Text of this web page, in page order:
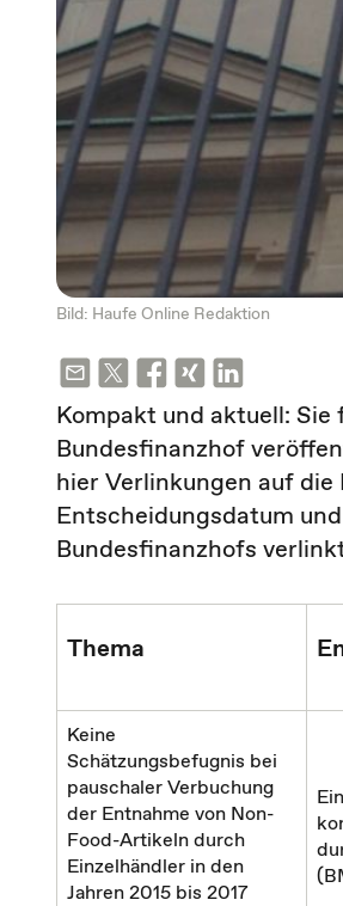
Bild: Haufe Online Redaktion
Kompakt und aktuell:
Bundesfinanzhof
hier Verlinkungen auf
Entscheidungsdatum
Bundesfinanzhofs
Thema
Keine
Schätzungsbefugnis bei
pauschaler Verbuchung
der Entnahme von Non-
Food-Artikeln durch
Einzelhändler in den
Jahren 2015 bis 2017